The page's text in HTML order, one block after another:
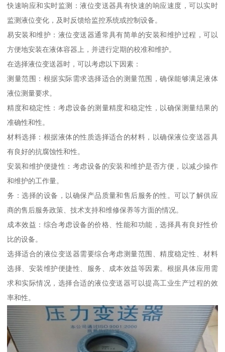
快速响应和实时监测：液位变送器具有快速的响应速度，可以实时
监测液位变化，及时反馈给监控系统或控制设备。
易安装和维护：液位变送器通常具有简单的安装和维护过程，可以
方便地安装在液体容器上，并进行定期的校准和维护。
在选择液位变送器时，可以考虑以下因素：
测量范围：根据实际需求选择适合的测量范围，确保能够满足液体
液位测量要求。
精度和稳定性：考虑设备的测量精度和稳定性，以确保测量结果的
准确性和性。
材料选择：根据液体的性质选择适合的材料，以确保液位变送器具
有良好的抗腐蚀性和性。
安装和维护便捷性：考虑设备的安装和维护是否方便，以减少操作
和维护的工作量。
务：选择的设备，以确保产品质量和售后服务的性。可以了解供应
商的售后服务政策、技术支持和维修保养等方面的情况。
成本效益：综合考虑设备的价格、性能和功能，选择具有良好性价
比的设备。
选择适合的液位变送器需要综合考虑测量范围、精度稳定性、材料
选择、安装维护便捷性、服务、成本效益等因素。根据具体应用需
求和实际情况，选择合适的液位变送器可以提高工业生产过程的效
率和性。